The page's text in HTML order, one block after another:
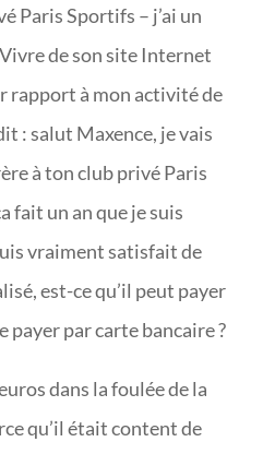
Paris Sportifs – j’ai un
de son site Internet
rapport à mon activité de
: salut Maxence, je vais
à ton club privé Paris
fait un an que je suis
vraiment satisfait de
est-ce qu’il peut payer
payer par carte bancaire ?
dans la foulée de la
qu’il était content de